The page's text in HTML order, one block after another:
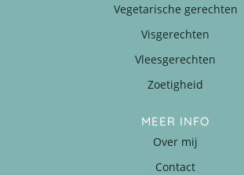
Vegetarische gerechten
Visgerechten
Vleesgerechten
Zoetigheid
MEER INFO
Over mij
Contact